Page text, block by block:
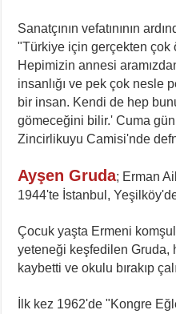
Sanatçının vefatınının
"Türkiye için gerçekten çok
Hepimizin annesi
insanlığı ve pek çok nesle
bir insan. Kendi de hep
gömeceğini bilir.' Cuma
Zincirlikuyu Camisi'nde
Ayşen Gruda; Erman
1944'te İstanbul,
Çocuk yaşta Ermeni
yeteneği keşfedilen Gruda,
kaybetti ve okulu bırakıp
İlk kez 1962'de "Kongre